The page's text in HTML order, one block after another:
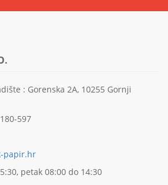
: Gorenska 2A, 10255 Gornji
597
papir.hr
petak 08:00 do 14:30